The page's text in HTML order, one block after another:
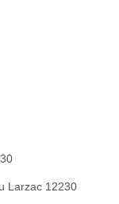
Larzac 12230